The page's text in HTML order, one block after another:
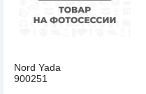
Nord Yada
900251